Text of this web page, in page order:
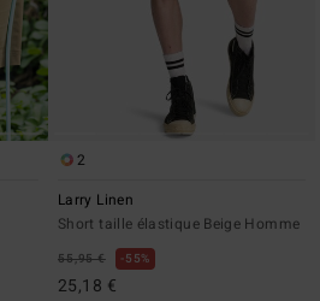
2
Larry Linen
Short taille élastique Beige Homme
55,95 € 55%
25,18 €